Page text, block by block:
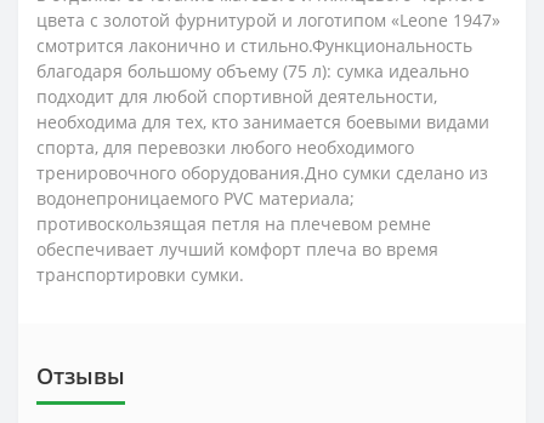
цвета с золотой фурнитурой и логотипом «Leone 1947»
смотрится лаконично и стильно.Функциональность
благодаря большому объему (75 л): сумка идеально
подходит для любой спортивной деятельности,
необходима для тех, кто занимается боевыми видами
спорта, для перевозки любого необходимого
тренировочного оборудования.Дно сумки сделано из
водонепроницаемого PVC материала;
противоскользящая петля на плечевом ремне
обеспечивает лучший комфорт плеча во время
транспортировки сумки.
Отзывы